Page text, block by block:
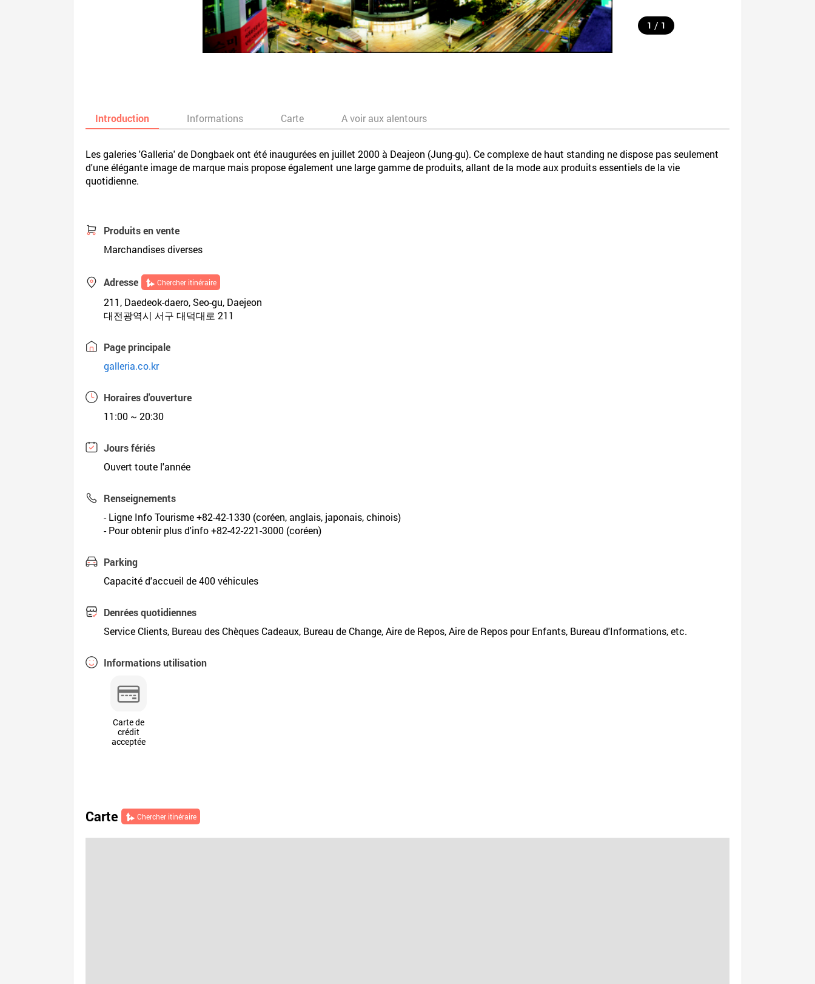
1 / 1
Introduction Informations Carte A voir aux alentours
Les galeries 'Galleria' de Dongbaek ont été inaugurées en juillet 2000 à Deajeon (Jung-gu). Ce complexe de haut standing ne dispose pas seulement
d'une élégante image de marque mais propose également une large gamme de produits, allant de la mode aux produits essentiels de la vie
quotidienne.
Produits en vente
Marchandises diverses
Adresse Chercher itinéraire
211, Daedeok-daero, Seo-gu, Daejeon
대전광역시 서구 대덕대로 211
Page principale
galleria.co.kr
Horaires d'ouverture
11:00 ~ 20:30
Jours fériés
Ouvert toute l'année
Renseignements
- Ligne Info Tourisme +82-42-1330 (coréen, anglais, japonais, chinois)
- Pour obtenir plus d'info +82-42-221-3000 (coréen)
Parking
Capacité d'accueil de 400 véhicules
Denrées quotidiennes
Service Clients, Bureau des Chèques Cadeaux, Bureau de Change, Aire de Repos, Aire de Repos pour Enfants, Bureau d'Informations, etc.
Informations utilisation
Carte de
crédit
acceptée
Carte Chercher itinéraire